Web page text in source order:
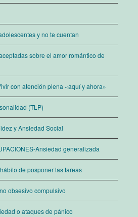
y no te cuentan
sobre el amor romántico de
con atención plena «aquí y ahora»
(TLP)
y Ansiedad Social
Ansiedad generalizada
de posponer las tareas
obsesivo compulsivo
o ataques de pánico